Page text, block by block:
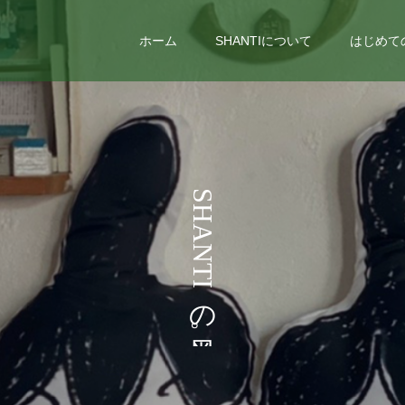
ホーム SHANTIについて はじめて
S
H
A
N
T
I
の
。
う